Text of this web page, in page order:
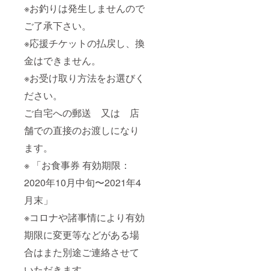
※お釣りは発生しませんので
ご了承下さい。
※応援チケットの払戻し、換
金はできません。
※お受け取り方法をお選びく
ださい。
ご自宅への郵送 又は 店
舗での直接のお渡しになり
ます。
※ 「お食事券 有効期限：
2020年10月中旬〜2021年4
月末」
※コロナや諸事情により有効
期限に変更等などがある場
合はまた別途ご連絡させて